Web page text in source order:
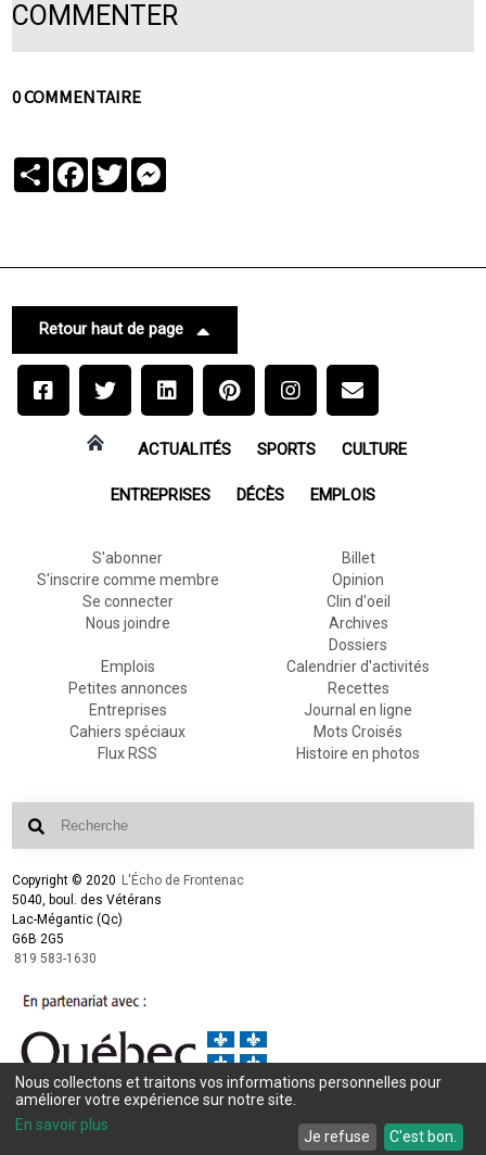
COMMENTER
0 COMMENTAIRE
PartagerFacebook
Twitter
Retour haut de page
ACTUALITÉS SPORTS CULTURE
ENTREPRISES DÉCÈS EMPLOIS
S'abonner
S'inscrire comme membre
Se connecter
Nous joindre
Billet
Opinion
Clin d'oeil
Archives
Dossiers
Emplois
Petites annonces
Entreprises
Cahiers spéciaux
Flux RSS
Calendrier d'activités
Recettes
Journal en ligne
Mots Croisés
Histoire en photos
Copyright © 2020 L'Écho de Frontenac
5040, boul. des Vétérans
Lac-Mégantic (Qc)
G6B 2G5
819 583-1630
Conception et design :L'Écho de Frontenac
Intégration et programmation :
Nous collectons et traitons vos informations personnelles pour
améliorer votre expérience sur notre site.
En savoir plus
Je refuse C'est bon.